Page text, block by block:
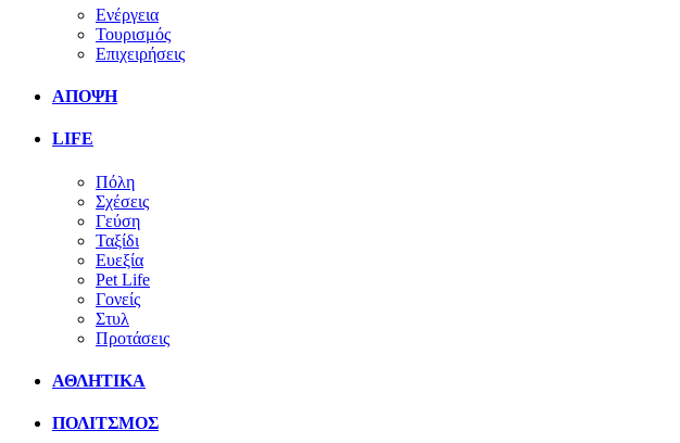
Ενέργεια
Τουρισμός
Επιχειρήσεις
ΑΠΟΨΗ
LIFE
Πόλη
Σχέσεις
Γεύση
Ταξίδι
Ευεξία
Pet Life
Γονείς
Στυλ
Προτάσεις
ΑΘΛΗΤΙΚΑ
ΠΟΛΙΤΣΜΟΣ